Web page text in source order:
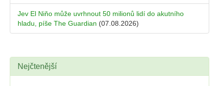
Jev El Niňo může uvrhnout 50 milionů lidí do akutního
hladu, píše The Guardian (07.08.2026)
Nejčtenější